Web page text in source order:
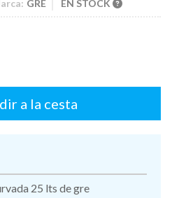
GRE EN STOCK
a la cesta
25 lts de gre